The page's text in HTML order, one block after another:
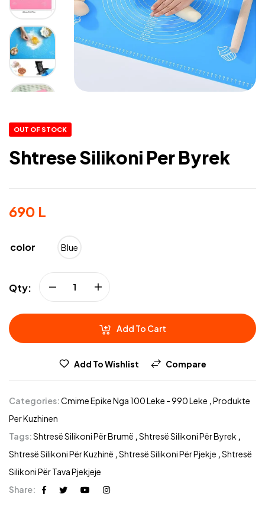
OUT OF STOCK
Shtrese Silikoni Per Byrek
690 L
color Blue
Qty:
Add To Cart
Add To Wishlist Compare
Categories:Cmime Epike Nga 100 Leke - 990 Leke ,Produkte
Per Kuzhinen
Tags:Shtresë Silikoni Për Brumë ,Shtresë Silikoni Për Byrek ,
Shtresë Silikoni Për Kuzhinë ,Shtresë Silikoni Për Pjekje ,Shtresë
Silikoni Për Tava Pjekjeje
Share: